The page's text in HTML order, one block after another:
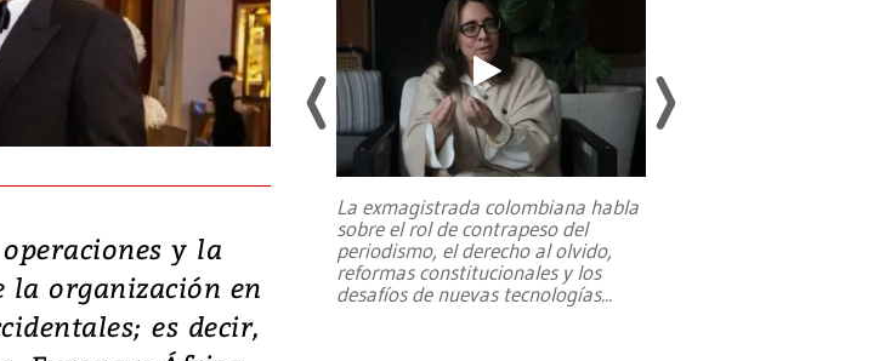
y la
la organización en
es decir,
terremoto de magnitud
registró este martes 28 de
la prefectura de Kumamoto,
de gran
La exmagistrada colombiana habla
sobre el rol de contrapeso del
periodismo, el derecho al olvido,
reformas constitucionales y los
desafíos de nuevas tecnologías...